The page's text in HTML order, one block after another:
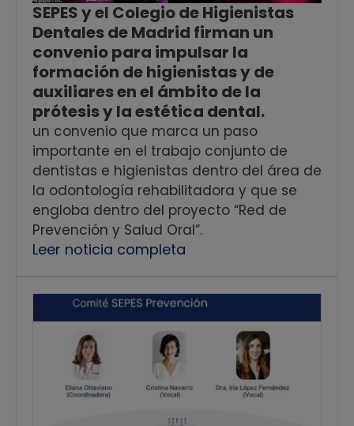
SEPES y el Colegio de Higienistas
Dentales de Madrid firman un
convenio para impulsar la
formación de higienistas y de
auxiliares en el ámbito de la
prótesis y la estética dental.
un convenio que marca un paso
importante en el trabajo conjunto de
dentistas e higienistas dentro del área de
la odontología rehabilitadora y que se
engloba dentro del proyecto “Red de
Prevención y Salud Oral”.
Leer noticia completa